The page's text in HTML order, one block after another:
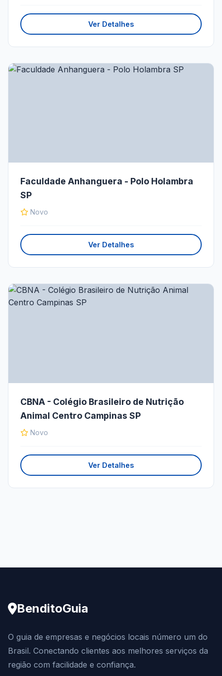
Ver Detalhes
Faculdade Anhanguera - Polo Holambra
SP
Novo
Ver Detalhes
CBNA - Colégio Brasileiro de Nutrição
Animal Centro Campinas SP
Novo
Ver Detalhes
BenditoGuia
O guia de empresas e negócios locais número um do
Brasil. Conectando clientes aos melhores serviços da
região com facilidade e confiança.